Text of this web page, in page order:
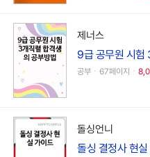
제너스
9급 공무원 시험
공부ㆍ67페이지ㆍ
돌싱언니
돌싱 결정사 현